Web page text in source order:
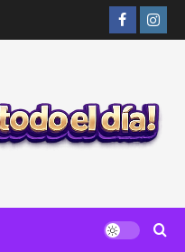
Facebook